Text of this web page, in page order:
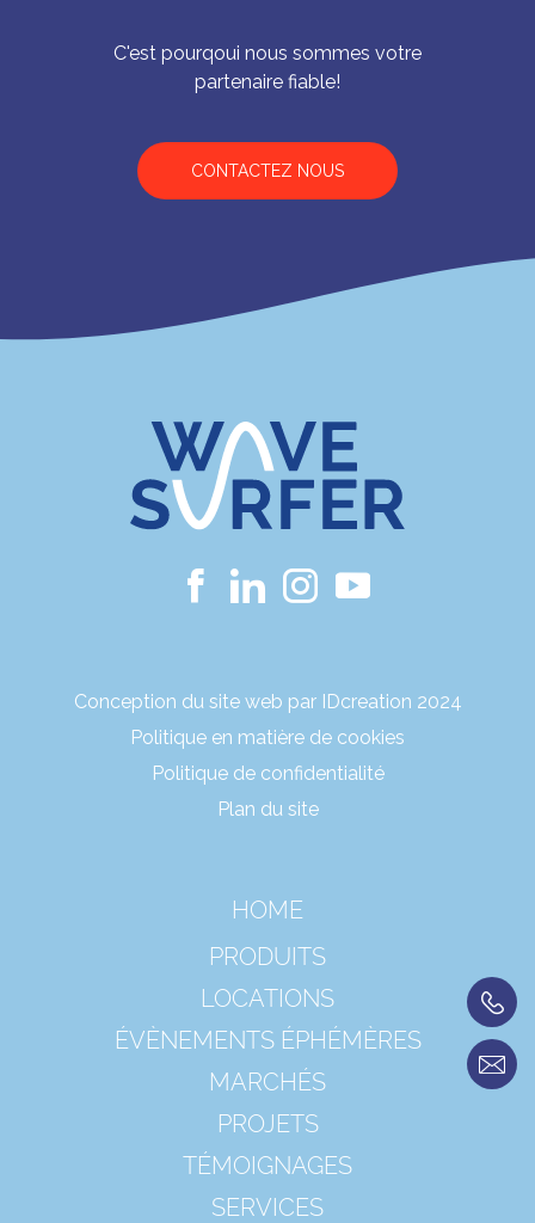
C'est pourqoui nous sommes votre
partenaire fiable!
CONTACTEZ NOUS
Conception du site web par IDcreation 2024
Politique en matière de cookies
Politique de confidentialité
Plan du site
HOME
PRODUITS
LOCATIONS
ÉVÈNEMENTS ÉPHÉMÈRES
MARCHÉS
PROJETS
TÉMOIGNAGES
SERVICES